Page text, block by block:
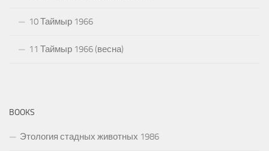
10 Таймыр 1966
11 Таймыр 1966 (весна)
BOOKS
Этология стадных животных 1986